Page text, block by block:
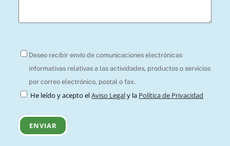
Deseo recibir envío de comunicaciones electrónicas
informativas relativas a las actividades, productos o servicios
por correo electrónico, postal o fax.
He leído y acepto elAviso Legaly la Política de Privacidad